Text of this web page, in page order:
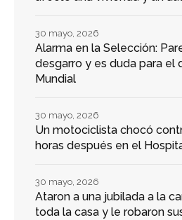
Alarma en la Selección:
desgarro y es duda para el
Mundial
30 mayo, 2026
Un motociclista chocó
horas después en el
30 mayo, 2026
Ataron a una jubilada a la
toda la casa y le robaron
30 mayo, 2026